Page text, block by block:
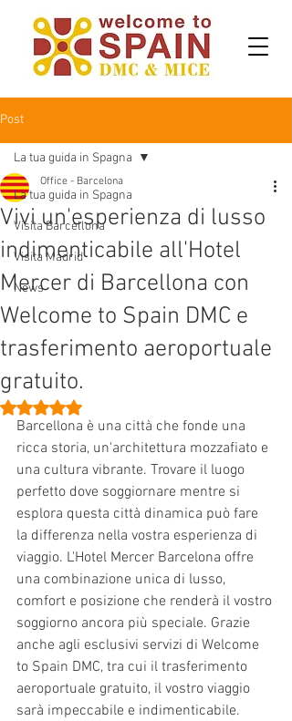
Post
La tua guida in Spagna
Visita Barcellona
Visita Madrid
News
La tua guida in Spagna
Vivi un'esperienza di lusso
indimenticabile all'Hotel
Mercer di Barcellona con
Welcome to Spain DMC e
trasferimento aeroportuale
gratuito.
Office - Barcelona
Valutazione NaN stelle su 5.
Barcellona è una città che fonde una
ricca storia, un'architettura mozzafiato e
una cultura vibrante. Trovare il luogo
perfetto dove soggiornare mentre si
esplora questa città dinamica può fare
la differenza nella vostra esperienza di
viaggio. L'Hotel Mercer Barcelona offre
una combinazione unica di lusso,
comfort e posizione che renderà il vostro
soggiorno ancora più speciale. Grazie
anche agli esclusivi servizi di Welcome
to Spain DMC, tra cui il trasferimento
aeroportuale gratuito, il vostro viaggio
sarà impeccabile e indimenticabile.